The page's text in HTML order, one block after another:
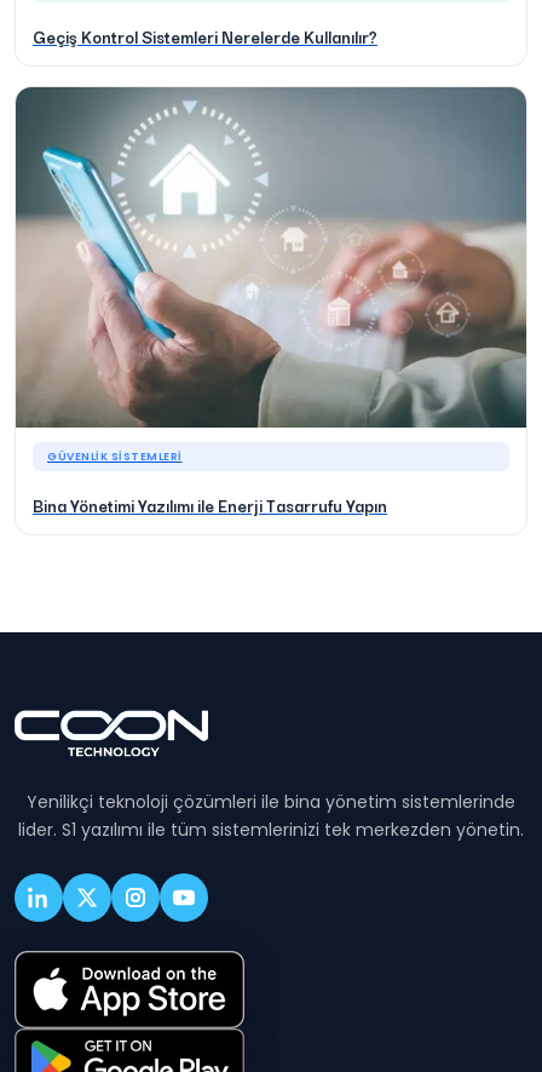
Geçiş Kontrol Sistemleri Nerelerde Kullanılır?
GÜVENLIK SISTEMLERI
Bina Yönetimi Yazılımı ile Enerji Tasarrufu Yapın
Yenilikçi teknoloji çözümleri ile bina yönetim sistemlerinde
lider. S1 yazılımı ile tüm sistemlerinizi tek merkezden yönetin.